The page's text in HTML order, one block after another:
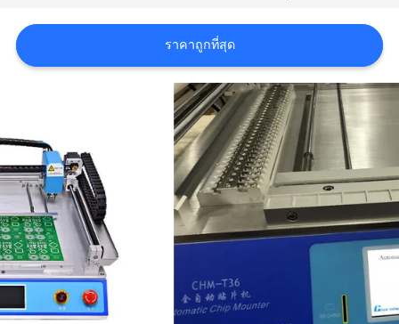
ข่าว
ON
LINE
แผนผัง
เว็บไซต์
ราคาถูกที่สุด